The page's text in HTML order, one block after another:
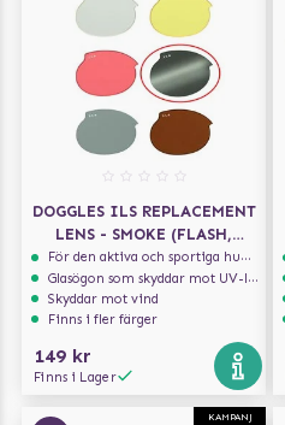
DOGGLES ILS REPLACEMENT
LENS - SMOKE (FLASH,
MIRROR LENS) -
ERSÄTTNINGSLINSER
För den aktiva och sportiga hunden
Glasögon som skyddar mot UV-ljus
Skyddar mot vind
Finns i fler färger
149 kr
Finns i Lager
KAMPANJ